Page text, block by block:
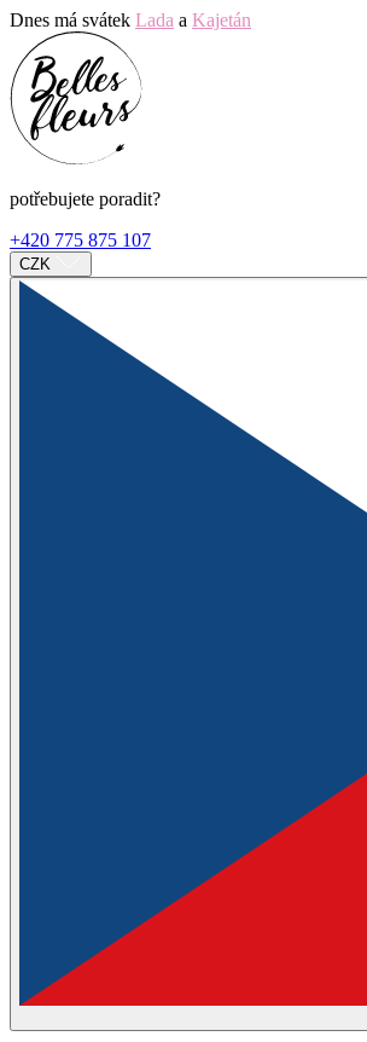
Dnes má svátek Lada a Kajetán
potřebujete poradit?
+420 775 875 107
CZK